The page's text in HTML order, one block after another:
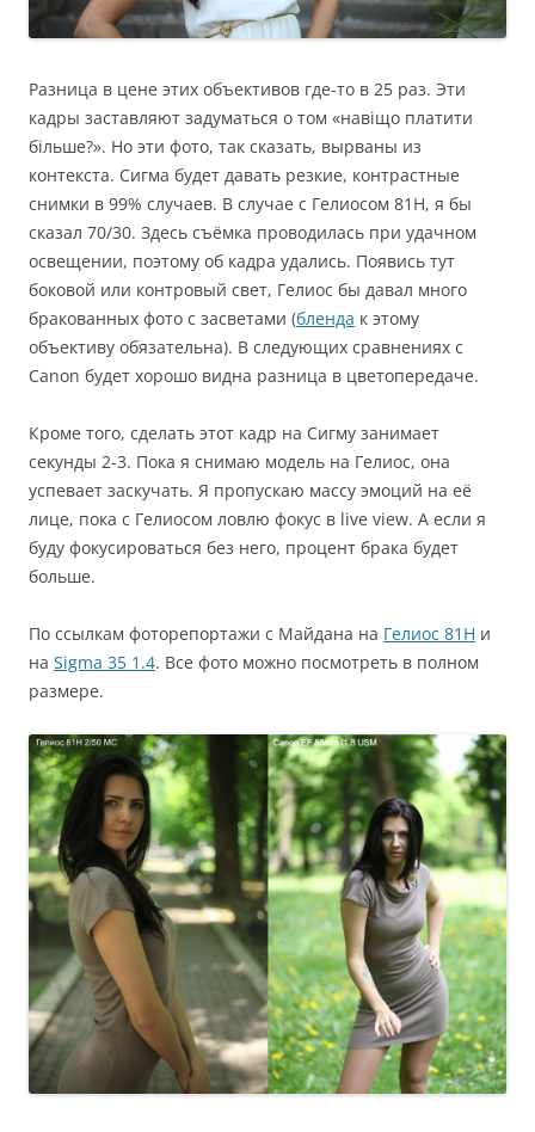
Разница в цене этих объективов где-то в 25 раз. Эти
кадры заставляют задуматься о том «навіщо платити
більше?». Но эти фото, так сказать, вырваны из
контекста. Сигма будет давать резкие, контрастные
снимки в 99% случаев. В случае с Гелиосом 81Н, я бы
сказал 70/30. Здесь съёмка проводилась при удачном
освещении, поэтому об кадра удались. Появись тут
боковой или контровый свет, Гелиос бы давал много
бракованных фото с засветами (бленда к этому
объективу обязательна). В следующих сравнениях с
Canon будет хорошо видна разница в цветопередаче.
Кроме того, сделать этот кадр на Сигму занимает
секунды 2-3. Пока я снимаю модель на Гелиос, она
успевает заскучать. Я пропускаю массу эмоций на её
лице, пока с Гелиосом ловлю фокус в live view. А если я
буду фокусироваться без него, процент брака будет
больше.
По ссылкам фоторепортажи с Майдана на Гелиос 81Н и
на Sigma 35 1.4. Все фото можно посмотреть в полном
размере.